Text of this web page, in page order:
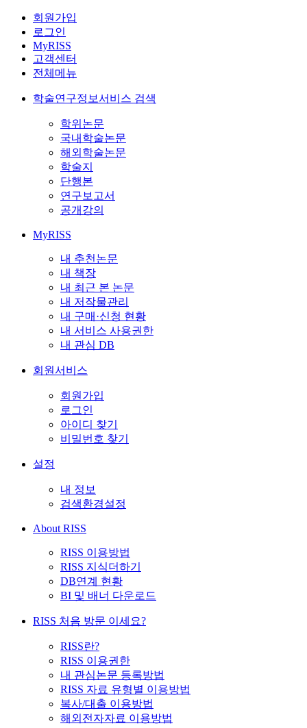
회원가입
로그인
MyRISS
고객센터
전체메뉴
학술연구정보서비스 검색
학위논문
국내학술논문
해외학술논문
학술지
단행본
연구보고서
공개강의
MyRISS
내 추천논문
내 책장
내 최근 본 논문
내 저작물관리
내 구매·신청 현황
내 서비스 사용권한
내 관심 DB
회원서비스
회원가입
로그인
아이디 찾기
비밀번호 찾기
설정
내 정보
검색환경설정
About RISS
RISS 이용방법
RISS 지식더하기
DB연계 현황
BI 및 배너 다운로드
RISS 처음 방문 이세요?
RISS란?
RISS 이용권한
내 관심논문 등록방법
RISS 자료 유형별 이용방법
복사/대출 이용방법
해외전자자료 이용방법